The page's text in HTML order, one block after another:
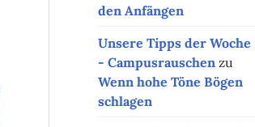
den Anfängen
Unsere Tipps der Woche
- Campusrauschen zu
Wenn hohe Töne Bögen
schlagen